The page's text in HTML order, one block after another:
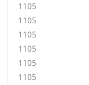
1105
1105
1105
1105
1105
1105